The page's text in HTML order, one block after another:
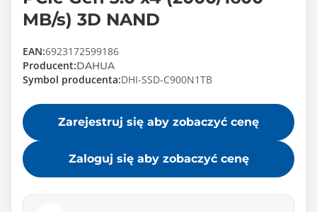
MB/s) 3D NAND
EAN:6923172599186
Producent:DAHUA
Symbol producenta:DHI-SSD-C900N1TB
Zarejestruj się aby zobaczyć cenę
Zaloguj się aby zobaczyć cenę